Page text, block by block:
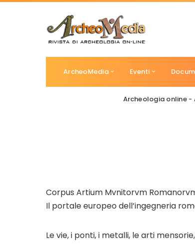
ArcheoMedia Eventi
Archeologia online -
Corpus Artium Mvnitorvm
Il portale europeo dell’ingegneria
Le vie, i ponti, i metalli, le arti